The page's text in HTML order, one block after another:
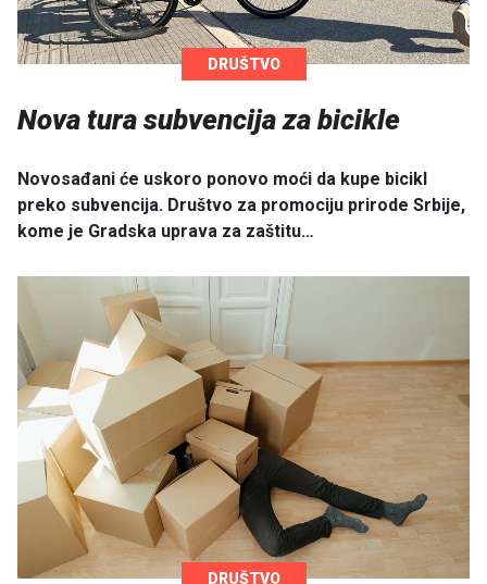
DRUŠTVO
Nova tura subvencija za bicikle
Novosađani će uskoro ponovo moći da kupe bicikl
preko subvencija. Društvo za promociju prirode Srbije,
kome je Gradska uprava za zaštitu…
DRUŠTVO